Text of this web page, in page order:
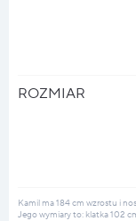
ROZMIAR
Kamil ma 184 cm wzrostu i
Jego wymiary to: klatka 102